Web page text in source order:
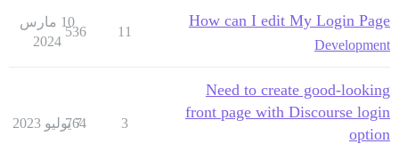
How can I edit My Login Page
Development
11
536
10 مارس
2024
Need to create good-looking
front page with Discourse login
option
3
764
7 يوليو 2023